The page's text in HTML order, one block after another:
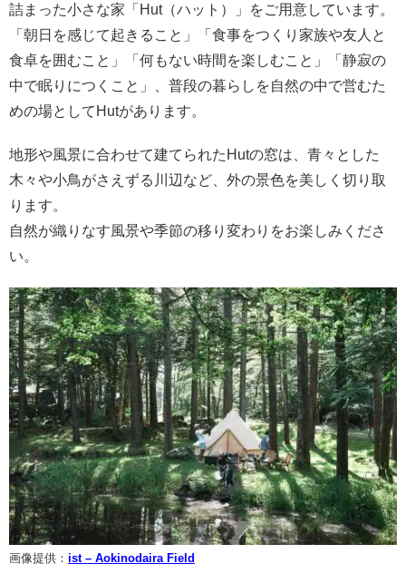
詰まった小さな家「Hut（ハット）」をご用意しています。
「朝日を感じて起きること」「食事をつくり家族や友人と
食卓を囲むこと」「何もない時間を楽しむこと」「静寂の
中で眠りにつくこと」、普段の暮らしを自然の中で営むた
めの場としてHutがあります。
地形や風景に合わせて建てられたHutの窓は、青々とした
木々や小鳥がさえずる川辺など、外の景色を美しく切り取
ります。
自然が織りなす風景や季節の移り変わりをお楽しみくださ
い。
画像提供： ist – Aokinodaira Field